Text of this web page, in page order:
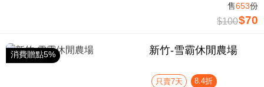
售653份
$100$70
消費贈點5% 新竹-雪霸休閒農場
只賣7天 8.4折